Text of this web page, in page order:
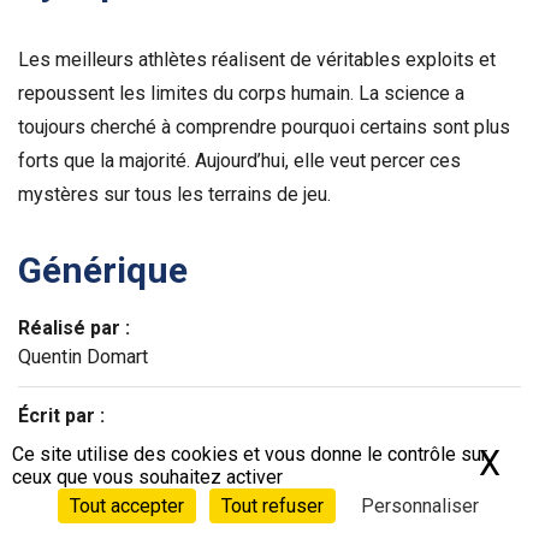
Les meilleurs athlètes réalisent de véritables exploits et
repoussent les limites du corps humain. La science a
toujours cherché à comprendre pourquoi certains sont plus
forts que la majorité. Aujourd’hui, elle veut percer ces
mystères sur tous les terrains de jeu.
Générique
Réalisé par :
Quentin Domart
Écrit par :
Quentin Domart
© ITV Studios France
Ce site utilise des cookies et vous donne le contrôle sur
ceux que vous souhaitez activer
Tout accepter
Tout refuser Personnaliser
X